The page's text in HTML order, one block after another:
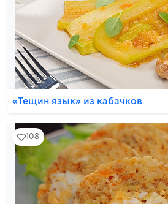
«Тещин язык» из кабачков
108